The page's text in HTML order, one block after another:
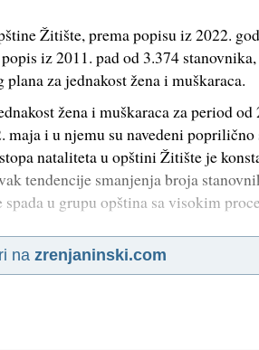
Žitište, prema popisu iz 2022.
iz 2011. pad od 3.374
za jednakost žena i muškaraca.
žena i muškaraca za period od
i u njemu su navedeni
nataliteta u opštini Žitište je
tendencije smanjenja broja
u grupu opština sa visokim
na zrenjaninski.com